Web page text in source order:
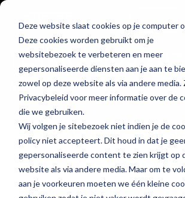
Deze website slaat cookies op je computer
Deze cookies worden gebruikt om je
websitebezoek te verbeteren en meer
gepersonaliseerde diensten aan je aan te
zowel op deze website als via andere media.
Privacybeleid voor meer informatie over de
die we gebruiken.
Wij volgen je sitebezoek niet indien je de
policy niet accepteert. Dit houd in dat je
gepersonaliseerde content te zien krijgt op
website als via andere media. Maar om te
aan je voorkeuren moeten we één kleine
Menu
TERRASGIDS 2025
Wat staat de horeca te wachten dit